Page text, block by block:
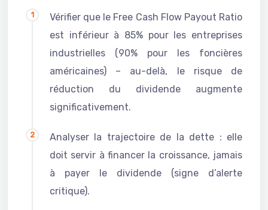
Vérifier que le Free Cash Flow Payout Ratio
est inférieur à 85% pour les entreprises
industrielles (90% pour les foncières
américaines) – au-delà, le risque de
réduction du dividende augmente
significativement.
Analyser la trajectoire de la dette : elle
doit servir à financer la croissance, jamais
à payer le dividende (signe d’alerte
critique).